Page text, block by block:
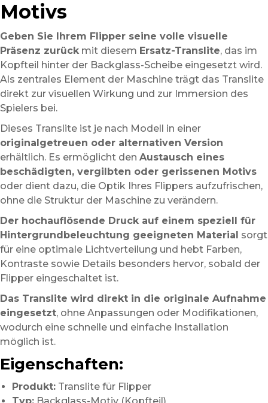
Motivs
Geben Sie Ihrem Flipper seine volle visuelle
Präsenz zurück mit diesem Ersatz-Translite, das im
Kopfteil hinter der Backglass-Scheibe eingesetzt wird.
Als zentrales Element der Maschine trägt das Translite
direkt zur visuellen Wirkung und zur Immersion des
Spielers bei.
Dieses Translite ist je nach Modell in einer
originalgetreuen oder alternativen Version
erhältlich. Es ermöglicht den Austausch eines
beschädigten, vergilbten oder gerissenen Motivs
oder dient dazu, die Optik Ihres Flippers aufzufrischen,
ohne die Struktur der Maschine zu verändern.
Der hochauflösende Druck auf einem speziell für
Hintergrundbeleuchtung geeigneten Material sorgt
für eine optimale Lichtverteilung und hebt Farben,
Kontraste sowie Details besonders hervor, sobald der
Flipper eingeschaltet ist.
Das Translite wird direkt in die originale Aufnahme
eingesetzt, ohne Anpassungen oder Modifikationen,
wodurch eine schnelle und einfache Installation
möglich ist.
Eigenschaften:
Produkt: Translite für Flipper